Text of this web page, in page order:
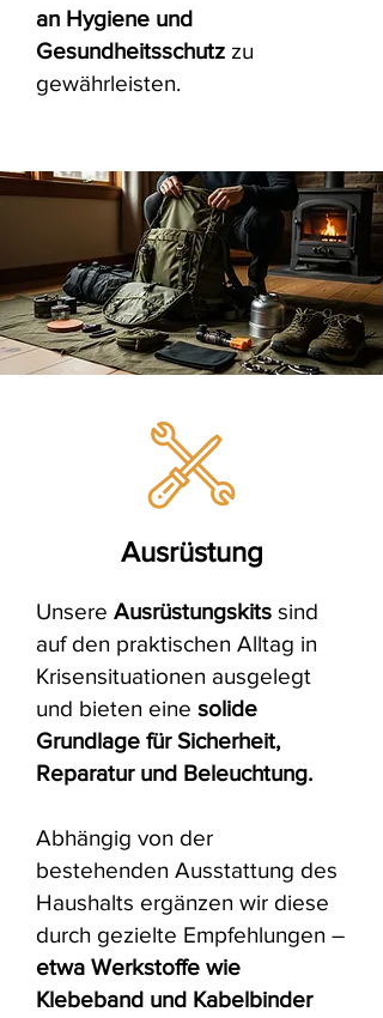
an Hygiene und
Gesundheitsschutz zu
gewährleisten.
Ausrüstung
Unsere Ausrüstungskits sind
auf den praktischen Alltag in
Krisensituationen ausgelegt
und bieten eine solide
Grundlage für Sicherheit,
Reparatur und Beleuchtung.
Abhängig von der
bestehenden Ausstattung des
Haushalts ergänzen wir diese
durch gezielte Empfehlungen –
etwa Werkstoffe wie
Klebeband und Kabelbinder